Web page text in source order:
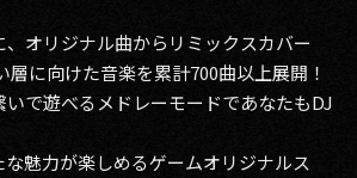
、オリジナル曲からリミックスカバー
層に向けた音楽を累計700曲以上展開！
で遊べるメドレーモードであなたもDJ
魅力が楽しめるゲームオリジナルス